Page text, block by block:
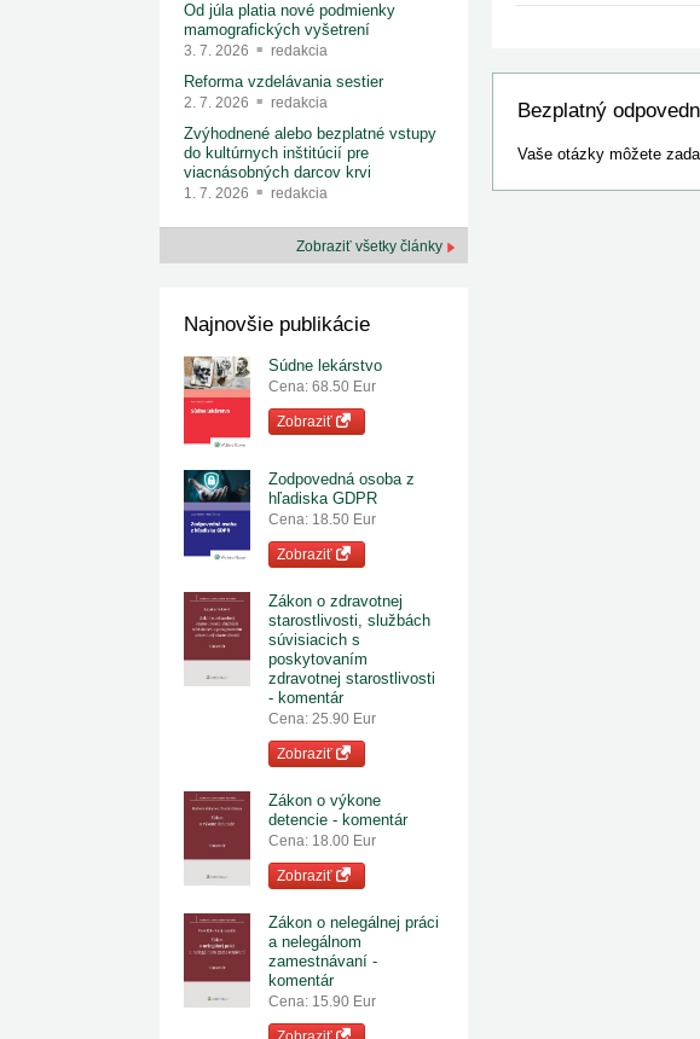
Bezplatný
Vaše otázky môžete
Od júla platia nové podmienky
mamografických vyšetrení
3. 7. 2026 redakcia
Reforma vzdelávania sestier
2. 7. 2026 redakcia
Zvýhodnené alebo bezplatné vstupy
do kultúrnych inštitúcií pre
viacnásobných darcov krvi
1. 7. 2026 redakcia
Zobraziť všetky články
Najnovšie publikácie
Súdne lekárstvo
Cena: 68.50 Eur
Zobraziť
Zodpovedná osoba z
hľadiska GDPR
Cena: 18.50 Eur
Zobraziť
Zákon o zdravotnej
starostlivosti, službách
súvisiacich s
poskytovaním
zdravotnej starostlivosti
- komentár
Cena: 25.90 Eur
Zobraziť
Zákon o výkone
detencie - komentár
Cena: 18.00 Eur
Zobraziť
Zákon o nelegálnej práci
a nelegálnom
zamestnávaní -
komentár
Cena: 15.90 Eur